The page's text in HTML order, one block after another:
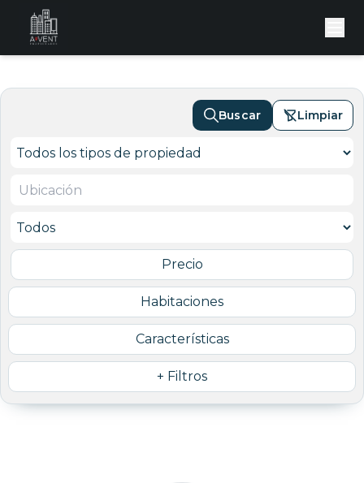
Precio
Habitaciones
Características
+ Filtros
Buscar Limpiar